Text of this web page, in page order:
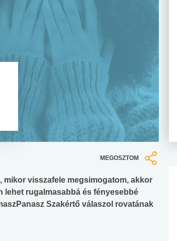
MEGOSZTOM
mikor visszafele megsimogatom, akkor
lehet rugalmasabbá és fényesebbé
Szakértő válaszol rovatának